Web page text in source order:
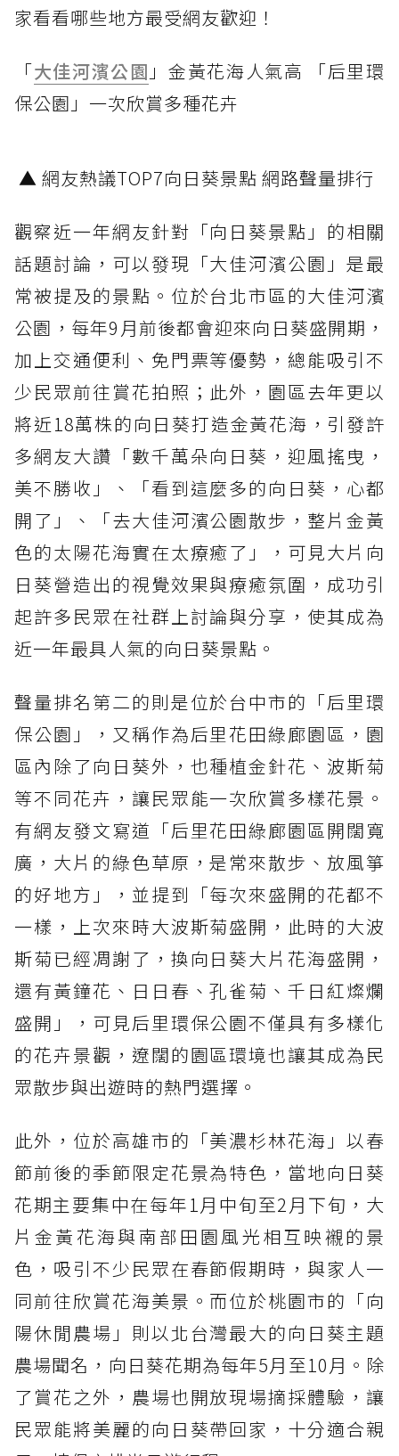
家看看哪些地方最受網友歡迎！
「大佳河濱公園 」金黃花海人氣高 「后里環
保公園」一次欣賞多種花卉
▲ 網友熱議TOP7向日葵景點 網路聲量排行
觀察近一年網友針對「向日葵景點」的相關
話題討論，可以發現「大佳河濱公園」是最
常被提及的景點。位於台北市區的大佳河濱
公園，每年9月前後都會迎來向日葵盛開期，
加上交通便利、免門票等優勢，總能吸引不
少民眾前往賞花拍照；此外，園區去年更以
將近18萬株的向日葵打造金黃花海，引發許
多網友大讚「數千萬朵向日葵，迎風搖曳，
美不勝收」、「看到這麼多的向日葵，心都
開了」、「去大佳河濱公園散步，整片金黃
色的太陽花海實在太療癒了」，可見大片向
日葵營造出的視覺效果與療癒氛圍，成功引
起許多民眾在社群上討論與分享，使其成為
近一年最具人氣的向日葵景點。
聲量排名第二的則是位於台中市的「后里環
保公園」，又稱作為后里花田綠廊園區，園
區內除了向日葵外，也種植金針花、波斯菊
等不同花卉，讓民眾能一次欣賞多樣花景。
有網友發文寫道「后里花田綠廊園區開闊寬
廣，大片的綠色草原，是常來散步、放風箏
的好地方」，並提到「每次來盛開的花都不
一樣，上次來時大波斯菊盛開，此時的大波
斯菊已經凋謝了，換向日葵大片花海盛開，
還有黃鐘花、日日春、孔雀菊、千日紅燦爛
盛開」，可見后里環保公園不僅具有多樣化
的花卉景觀，遼闊的園區環境也讓其成為民
眾散步與出遊時的熱門選擇。
此外，位於高雄市的「美濃杉林花海」以春
節前後的季節限定花景為特色，當地向日葵
花期主要集中在每年1月中旬至2月下旬，大
片金黃花海與南部田園風光相互映襯的景
色，吸引不少民眾在春節假期時，與家人一
同前往欣賞花海美景。而位於桃園市的「向
陽休閒農場」則以北台灣最大的向日葵主題
農場聞名，向日葵花期為每年5月至10月。除
了賞花之外，農場也開放現場摘採體驗，讓
民眾能將美麗的向日葵帶回家，十分適合親